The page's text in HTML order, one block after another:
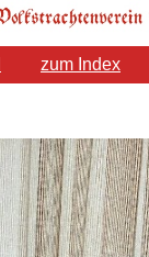
zum Index